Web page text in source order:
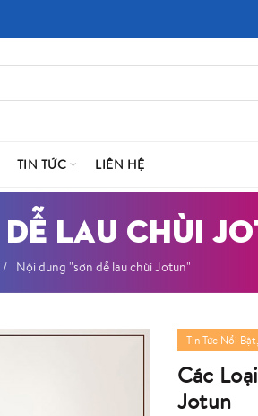
TIN TỨC LIÊN HỆ
LAU CHÙI
Nội dung "sơn dễ lau chùi Jotun"
Tin Tức Nổi Bật,
Các
Jotun